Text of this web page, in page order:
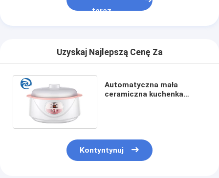
teraz
Uzyskaj Najlepszą Cenę Za
Automatyczna mała
ceramiczna kuchenka
Kontyntynuj